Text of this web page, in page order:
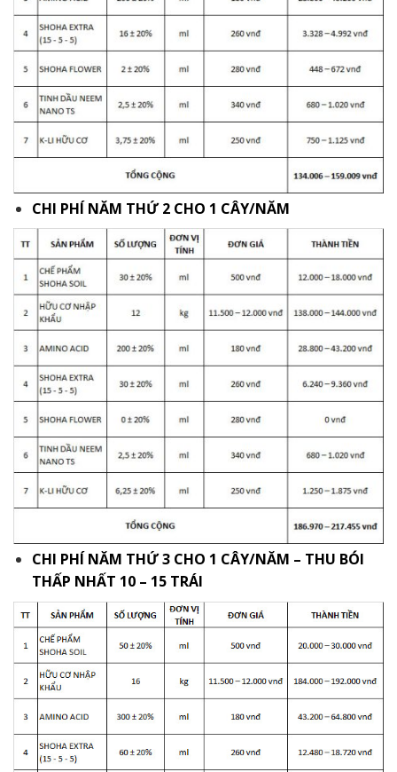
CHI PHÍ NĂM THỨ 2 CHO 1 CÂY/NĂM
CHI PHÍ NĂM THỨ 3 CHO 1 CÂY/NĂM – THU BÓI
THẤP NHẤT 10 – 15 TRÁI